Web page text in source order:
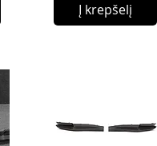
Į krepšelį